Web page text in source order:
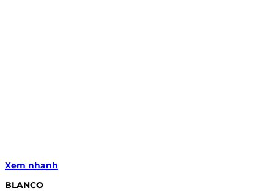
Xem nhanh
BLANCO